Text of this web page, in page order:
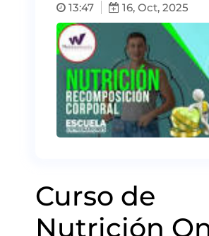
13:47 16, Oct, 2025
Curso de
Nutrición